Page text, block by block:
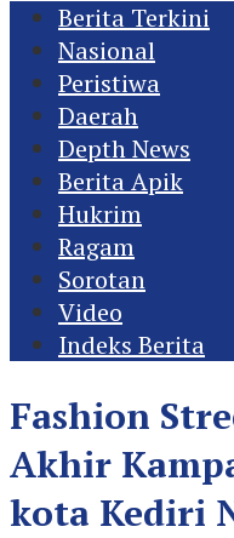
Berita Terkini
Nasional
Peristiwa
Daerah
Depth News
Berita Apik
Hukrim
Ragam
Sorotan
Video
Indeks Berita
Fashion
Akhir
kota Kediri